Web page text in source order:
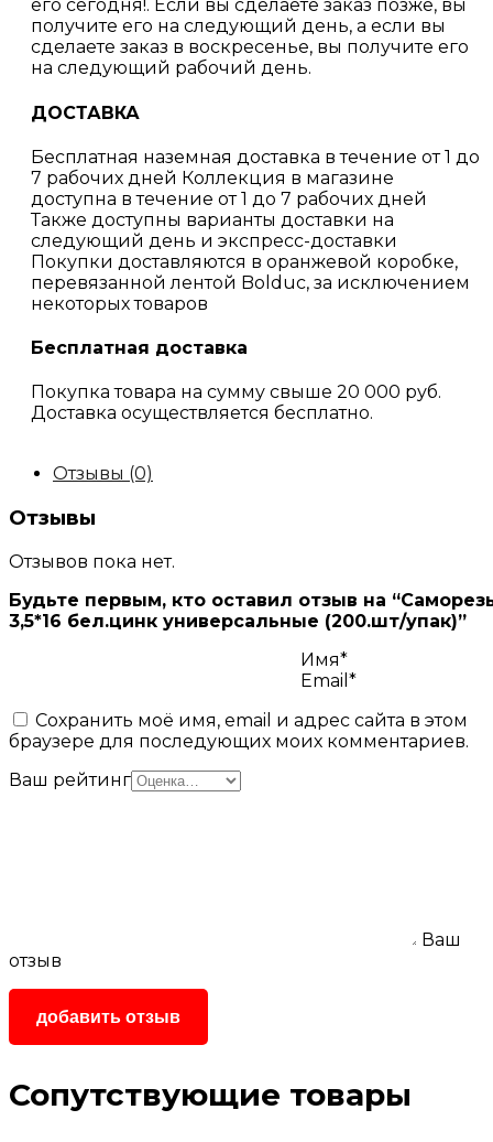
его сегодня!. Если вы сделаете заказ позже, вы
получите его на следующий день, а если вы
сделаете заказ в воскресенье, вы получите его
на следующий рабочий день.
ДОСТАВКА
Бесплатная наземная доставка в течение от 1 до
7 рабочих дней Коллекция в магазине
доступна в течение от 1 до 7 рабочих дней
Также доступны варианты доставки на
следующий день и экспресс-доставки
Покупки доставляются в оранжевой коробке,
перевязанной лентой Bolduc, за исключением
некоторых товаров
Бесплатная доставка
Покупка товара на сумму свыше 20 000 руб.
Доставка осуществляется бесплатно.
Отзывы (0)
Отзывы
Отзывов пока нет.
Будьте первым, кто оставил отзыв на
3,5*16 бел.цинк универсальные (200.шт/упак)”
Имя*
Email*
Сохранить моё имя, email и адрес сайта в этом
браузере для последующих моих комментариев.
Ваш рейтинг
Ваш
отзыв
Сопутствующие товары